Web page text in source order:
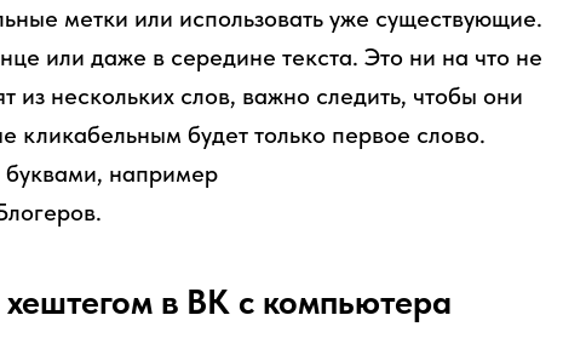
метки или использовать уже существующие.
или даже в середине текста. Это ни на что не
из нескольких слов, важно следить, чтобы они
кликабельным будет только первое слово.
например
хештегом в ВК с компьютера